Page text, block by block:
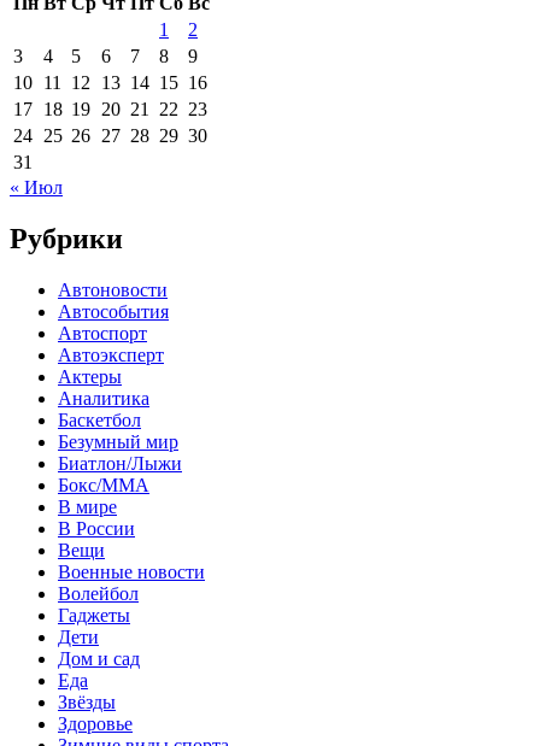
1
2
3
4 5 6 7 8
9
10 11 12 13 14 15 16
17 18 19 20 21 22 23
24 25 26 27 28 29 30
31
« Июл
Рубрики
Автоновости
Автособытия
Автоспорт
Автоэксперт
Актеры
Аналитика
Баскетбол
Безумный мир
Биатлон/Лыжи
Бокс/MMA
В мире
В России
Вещи
Военные новости
Волейбол
Гаджеты
Дети
Дом и сад
Еда
Звёзды
Здоровье